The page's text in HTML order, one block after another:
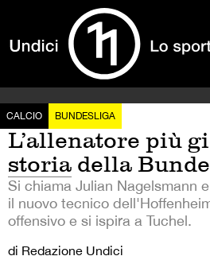
CALCIO BUNDESLIGA
L’allenatore più
storia della
Si chiama Julian Nagelsmann
il nuovo tecnico
offensivo e si ispira a Tuchel.
di Redazione Undici